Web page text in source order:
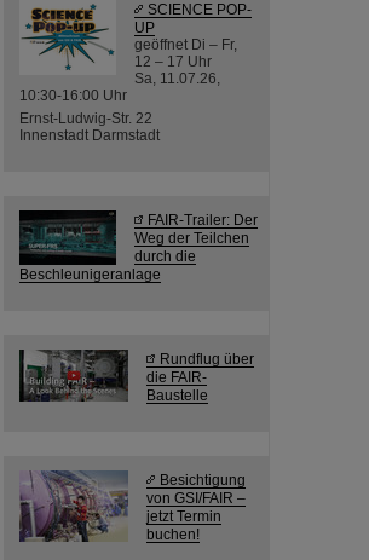
SCIENCE POP-
UP
geöffnet Di – Fr,
12 – 17 Uhr
Sa, 11.07.26,
10:30-16:00 Uhr
Ernst-Ludwig-Str. 22
Innenstadt Darmstadt
FAIR-Trailer: Der
Weg der Teilchen
durch die
Beschleunigeranlage
Rundflug über
die FAIR-
Baustelle
Besichtigung
von GSI/FAIR –
jetzt Termin
buchen!